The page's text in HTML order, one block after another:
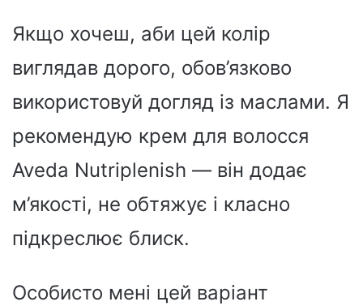
Якщо хочеш, аби цей колір
виглядав дорого, обов’язково
використовуй догляд із маслами. Я
рекомендую крем для волосся
Aveda Nutriplenish — він додає
м’якості, не обтяжує і класно
підкреслює блиск.
Особисто мені цей варіант